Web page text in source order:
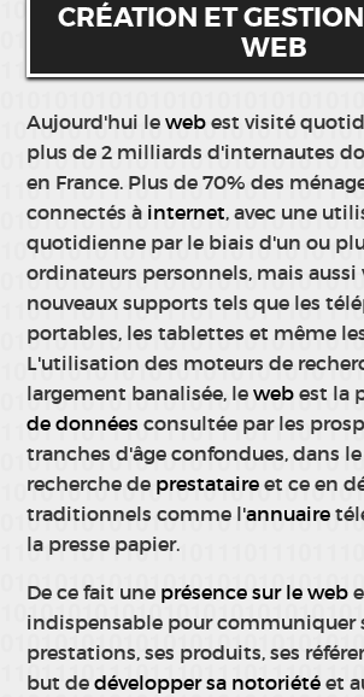
CRÉATION ET
WEB
Aujourd'hui leweb est visité
plus de 2 milliards d'internautes
en France. Plus de 70% des
connectés à internet, avec une
quotidienne par le biais d'un ou
ordinateurs personnels, mais aussi
nouveaux supports tels que les
portables, les tablettes et même
L'utilisation des moteurs de
largement banalisée, leweb est la
de données consultée par les
tranches d'âge confondues, dans
recherche de prestataire et ce en
traditionnels comme l'annuaire
la presse papier.
De ce fait une présence sur le web
indispensable pour communiquer
prestations, ses produits, ses
but dedévelopper sa notoriété et